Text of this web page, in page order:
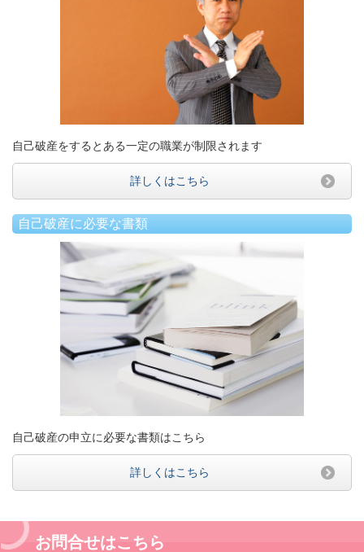
自己破産をするとある一定の職業が制限されます
詳しくはこちら
自己破産に必要な書類
自己破産の申立に必要な書類はこちら
詳しくはこちら
お問合せはこちら